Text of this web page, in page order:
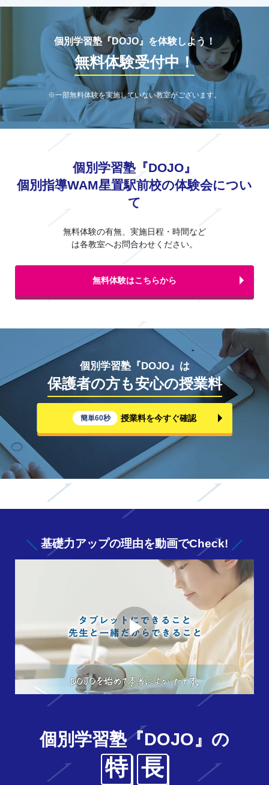
個別学習塾『DOJO』を体験しよう！
無料体験受付中！
※一部無料体験を実施していない教室がございます。
個別学習塾『DOJO』
個別指導WAM星置駅前校の体験会につい
て
無料体験の有無、実施日程・時間など
は各教室へお問合わせください。
無料体験はこちらから
個別学習塾『DOJO』は
保護者の方も安心の授業料
簡単60秒 授業料を今すぐ確認
基礎力アップの理由を動画でCheck!
個別学習塾『DOJO』の
特 長